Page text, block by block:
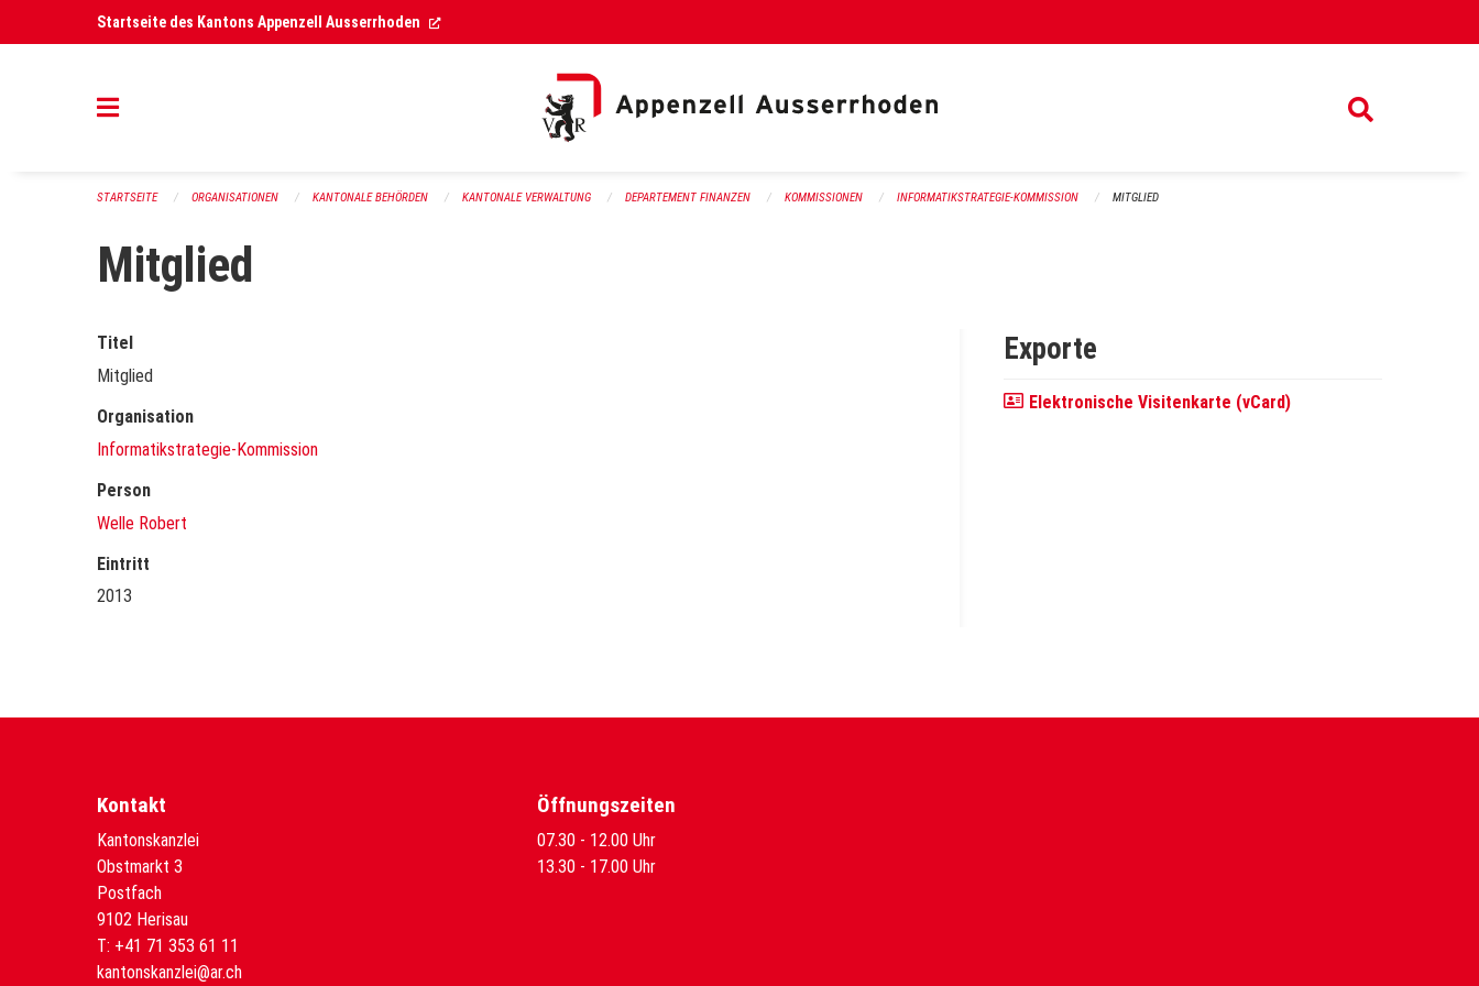
Navigation überspringenStartseite des Kantons Appenzell Ausserrhoden (External Link)
STARTSEITE ORGANISATIONEN KANTONALE BEHÖRDEN KANTONALE VERWALTUNG DEPARTEMENT FINANZEN KOMMISSIONEN INFORMATIKSTRATEGIE-KOMMISSION MITGLIED
Mitglied
Titel
Mitglied
Organisation
Informatikstrategie-Kommission
Person
Welle Robert
Eintritt
2013
Exporte
Elektronische Visitenkarte (vCard)
Kontakt
Kantonskanzlei
Obstmarkt 3
Postfach
9102 Herisau
T: +41 71 353 61 11
kantonskanzlei@ar.ch
Öffnungszeiten
07.30 - 12.00 Uhr
13.30 - 17.00 Uhr